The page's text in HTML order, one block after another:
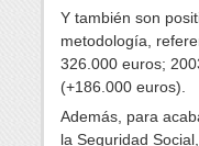
Y también son
metodología,
326.000 euros;
(+186.000 euros).
Además, para
la Seguridad